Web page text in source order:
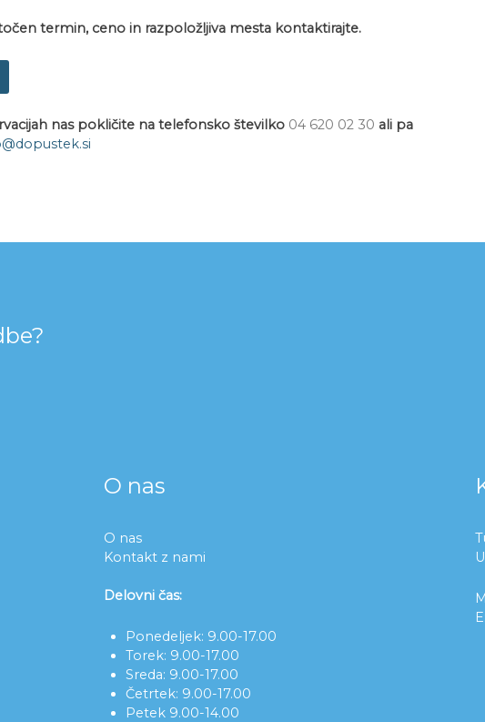
termin, ceno in razpoložljiva mesta kontaktirajte.
nas pokličite na telefonsko številko 04 620 02 30 ali pa
O nas
O nas
Kontakt z nami
Delovni čas:
Ponedeljek: 9.00-17.00
Torek: 9.00-17.00
Sreda: 9.00-17.00
Četrtek: 9.00-17.00
Petek 9.00-14.00
E: